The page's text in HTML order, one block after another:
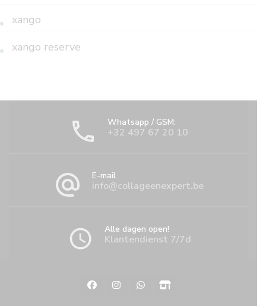
xango
xango reserve
Whatsapp / GSM:
+32 497 67 20 10
E-mail
info@collageenexpert.be
Alle dagen open!
Klantendienst 7/7d